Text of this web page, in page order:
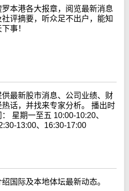
罗本港各大报章，阅览最新消息
社评摘要，听众足不出户，能知
事！
供最新股市消息、公司业绩、财
热话，并找来专家分析。 播出时
： 星期一至五 10:00-10:20、
13:00、16:30-17:00
绍国际及本地体坛最新动态。